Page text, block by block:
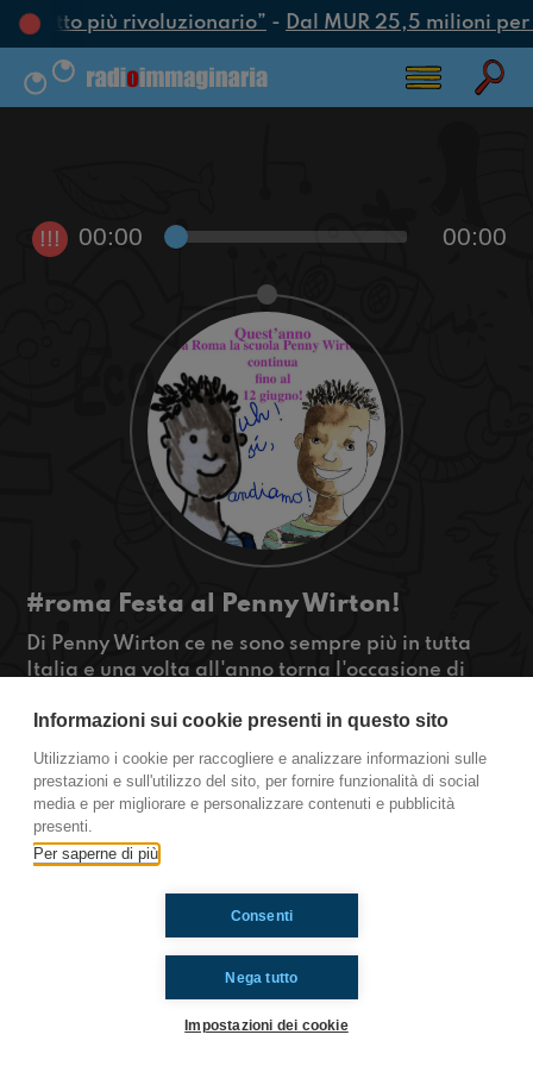
l’atto più rivoluzionario”-Dal MUR 25,5 milioni
!!! 00:00 00:00
#roma Festa al Penny Wirton!
Di Penny Wirton ce ne sono sempre più in tutta
Italia e una volta all'anno torna l'occasione di
po'? È Roma!
#OkkinSu www.radioimmaginaria.it
Roma
Informazioni sui cookie presenti in questo sito
Utilizziamo i cookie per raccogliere e analizzare informazioni sulle
prestazioni e sull'utilizzo del sito, per fornire funzionalità di social
media e per migliorare e personalizzare contenuti e pubblicità
presenti.
Per saperne di più
Nega tutto
Consenti
Impostazioni dei cookie